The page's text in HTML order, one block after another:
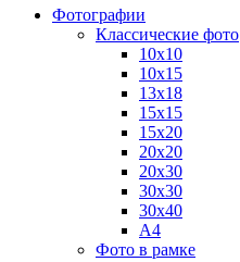
Фотографии
Классические фото
10х10
10х15
13х18
15х15
15х20
20х20
20х30
30х30
30х40
А4
Фото в рамке